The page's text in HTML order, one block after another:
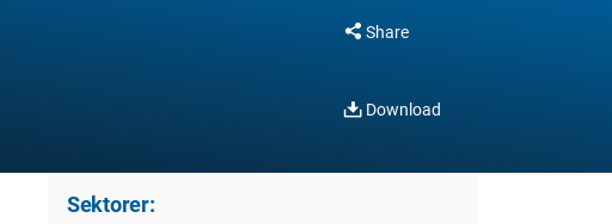
Share
Download
Sektorer: